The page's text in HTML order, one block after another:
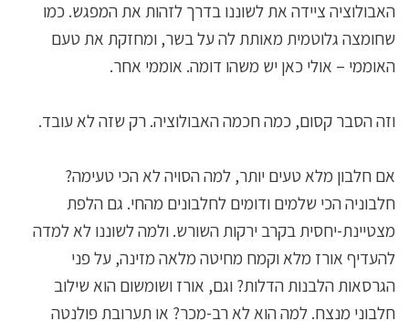
האבולוציה ציידה את לשוננו בדרך לזהות את המפגש. כמו
שחומצה גלוטמית מאותת לה על בשר, ומחזקת את טעם
האוממי – אולי כאן יש משהו דומה. אוממי אחר.
וזה הסבר קסום, כמה חכמה האבולוציה. רק שזה לא עובד.
אם חלבון מלא טעים יותר, למה הסויה לא הכי טעימה?
חלבוניה הכי שלמים ודומים לחלבונים מהחי. גם הלפת
מצטיינת-יחסית בקרב ירקות השורש. ולמה לשוננו לא למדה
להעדיף אורז מלא וקמח מחיטה מלאה מזינה, על פני
הגרסאות הלבנות הדלות? וגם, אורז ושומשום הוא שילוב
חלבוני מנצח. למה הוא לא רב-מכר? או תערובת פולנטה